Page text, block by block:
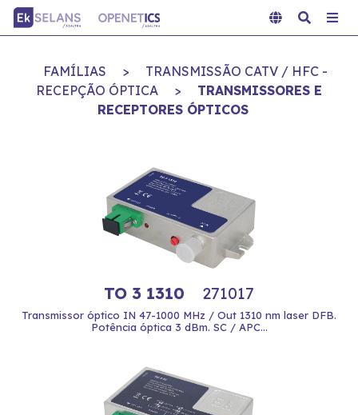
FAMÍLIAS >
TRANSMISSÃO CATV / HFC -
RECEPÇÃO ÓPTICA
>
TRANSMISSORES E
RECEPTORES ÓPTICOS
TO 3 1310 271017
Transmissor óptico IN 47-1000 MHz / Out 1310 nm laser DFB.
Potência óptica 3 dBm. SC / APC...